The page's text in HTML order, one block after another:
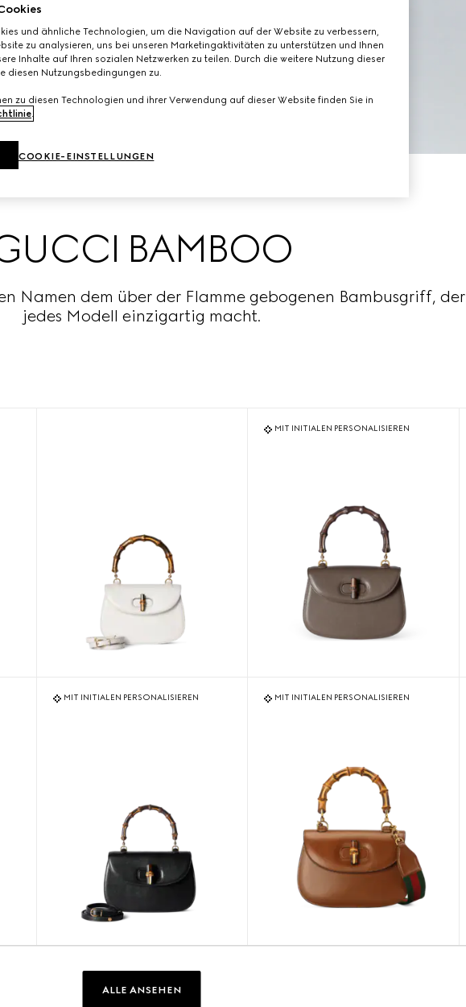
BAMBOO
Namen dem über der Flamme gebogenen Bambusgriff, der
jedes Modell einzigartig macht.
MIT INITIALEN PERSONALISIEREN
MIT INITIALEN PERSONALISIEREN MIT INITIALEN PERSONALISIEREN
ALLE ANSEHEN
und ähnliche Technologien, um die Navigation auf der Website zu verbessern,
zu analysieren, uns bei unseren Marketingaktivitäten zu unterstützen und Ihnen
Inhalte auf Ihren sozialen Netzwerken zu teilen. Durch die weitere Nutzung dieser
diesen Nutzungsbedingungen zu.
zu diesen Technologien und ihrer Verwendung auf dieser Website finden Sie in
COOKIE-EINSTELLUNGEN